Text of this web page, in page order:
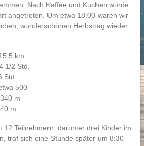
Nach Kaffee und Kuchen wurde
angetreten. Um etwa 18:00 waren wir
wunderschönen Herbsttag wieder
km
Std.
500
m
m
12 Teilnehmern, darunter drei Kinder im
traf sich eine Stunde später um 8:30